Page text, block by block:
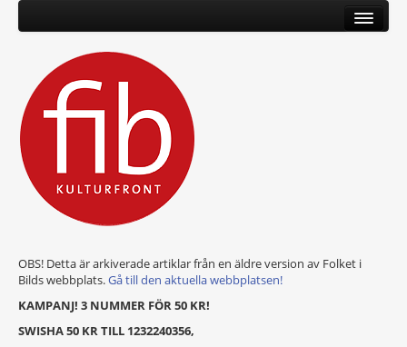
OBS! Detta är arkiverade artiklar från en äldre version av Folket i
Bilds webbplats.Gå till den aktuella webbplatsen!
KAMPANJ! 3 NUMMER FÖR 50 KR!
SWISHA 50 KR TILL 1232240356,